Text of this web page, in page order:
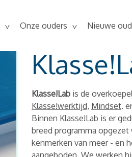
Onze ouders Nieuwe
Klasse!Lab is de
Klasse!werktijd, Mindset.
Binnen Klasse!Lab is er
breed programma
kenmerken van meer - en
aangeboden. We werken